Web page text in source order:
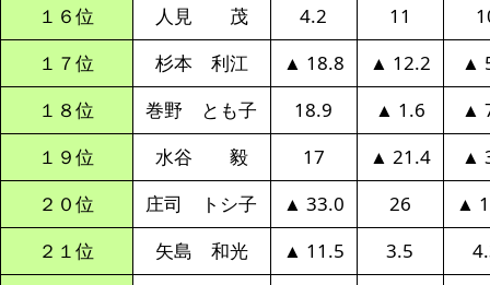
１６位
人見 茂 4.2 11
１７位
杉本 利江 ▲ 18.8 ▲ 12.2
▲
１８位
巻野 とも子 18.9 ▲ 1.6
▲
１９位
水谷 毅 17 ▲ 21.4
▲
２０位
庄司 トシ子 ▲ 33.0 26
▲
２１位
矢島 和光 ▲ 11.5 3.5